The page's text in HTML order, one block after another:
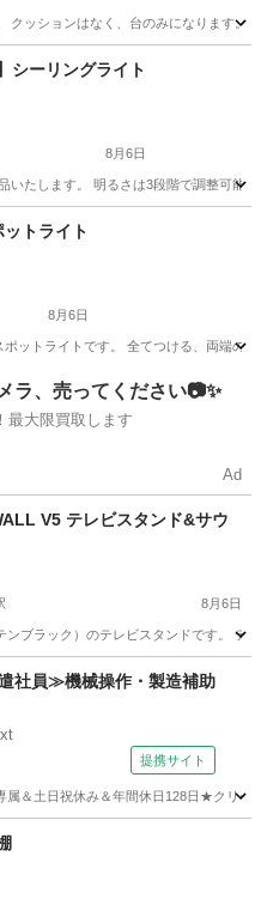
クッションはなく、台のみになります
シーリングライト
8月6日
いたします。 明るさは3段階で調整可能
シーリングライト
トライト
8月6日
ットライトです。 全てつける、両端
ラ、売ってください📷✨
最大限買取します
Ad
V5 テレビスタンド&サウ
8月6日
ンブラック）のテレビスタンドです。
駅 収納家具
社員≫機械操作・製造補助
提携サイト
属＆土日祝休み＆年間休日128日★クリ